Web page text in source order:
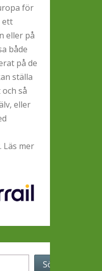
för
ett
eller på
både
på de
ställa
så
eller
Läs mer
Sök